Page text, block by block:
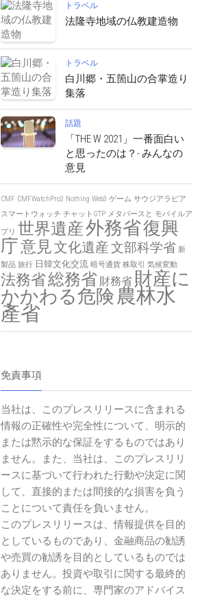
トラベル
法隆寺地域の仏教建造物
トラベル
白川郷・五箇山の合掌造り
集落
話題
「THE W 2021」一番面白い
と思ったのは？- みんなの
意見
CMF CMFWatchPro2 Nothing Web3 ゲーム サウジアラビア
スマートウォッチ チャットGTP メタバースと モバイルア
プリ 世界遺産外務省復興
庁意見文化遺産文部科学省 新
製品 旅行 日韓文化交流 暗号通貨 株取引 気候変動
法務省総務省 財務省 財産に
かかわる危険農林水
產省
免責事項
当社は、このプレスリリースに含まれる
情報の正確性や完全性について、明示的
または黙示的な保証をするものではあり
ません。また、当社は、このプレスリリ
ースに基づいて行われた行動や決定に関
して、直接的または間接的な損害を負う
ことについて責任を負いません。
このプレスリリースは、情報提供を目的
としているものであり、金融商品の勧誘
や売買の勧誘を目的としているものでは
ありません。投資や取引に関する最終的
な決定をする前に、専門家のアドバイス